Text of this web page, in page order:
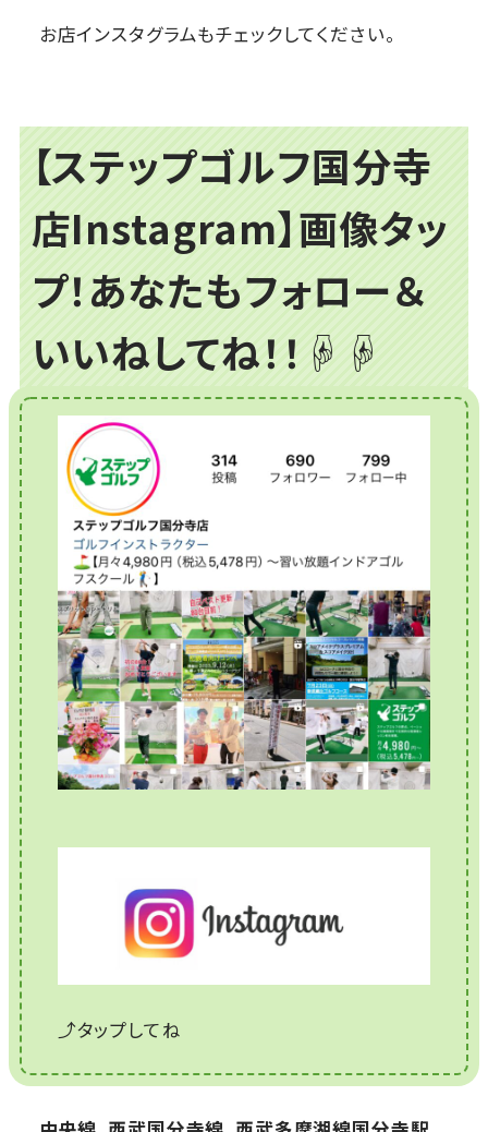
お店インスタグラムもチェックしてください。
【ステップゴルフ国分寺
店Instagram】画像タッ
プ！あなたもフォロー＆
いいねしてね！！☟☟
⤴タップしてね